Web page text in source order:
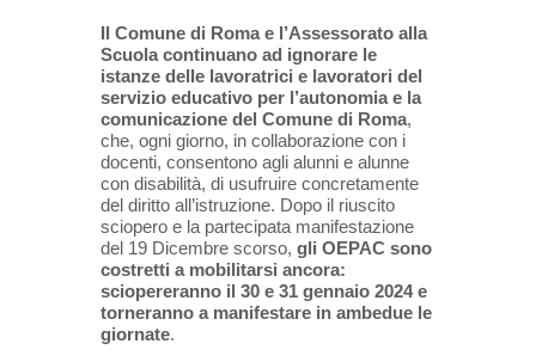
Il Comune di Roma e l’Assessorato alla
Scuola continuano ad ignorare le
istanze delle lavoratrici e lavoratori del
servizio educativo per l’autonomia e la
comunicazione del Comune di Roma,
che, ogni giorno, in collaborazione con i
docenti, consentono agli alunni e alunne
con disabilità, di usufruire concretamente
del diritto all’istruzione. Dopo il riuscito
sciopero e la partecipata manifestazione
del 19 Dicembre scorso, gli OEPAC sono
costretti a mobilitarsi ancora:
sciopereranno il 30 e 31 gennaio 2024 e
torneranno a manifestare in ambedue le
giornate.